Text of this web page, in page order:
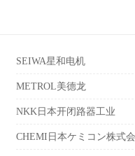
SEIWA星和电机
METROL美德龙
NKK日本开闭路器工业
CHEMI日本ケミコン株式